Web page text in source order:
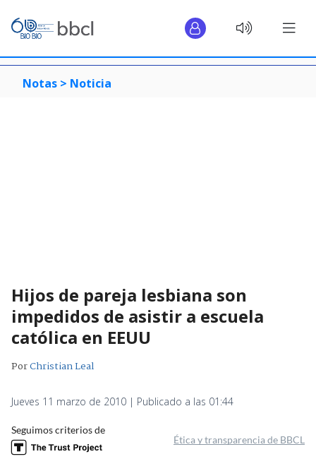
Notas > Noticia
Hijos de pareja lesbiana son
impedidos de asistir a escuela
católica en EEUU
PorChristian Leal
Jueves 11 marzo de 2010 | Publicado a las 01:44
Seguimos criterios de
Ética y transparencia de BBCL